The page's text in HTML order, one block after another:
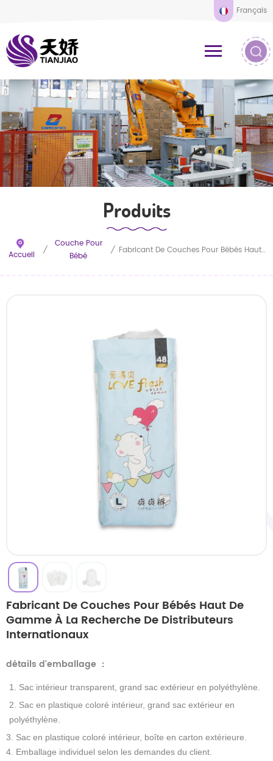
Français
Produits
Accueil /
Couche Pour
Bébé
/ Fabricant De Couches Pour Bébés Haut De Gamme À La Recherche De Distributeurs Internationaux
Fabricant De Couches Pour Bébés Haut De
Gamme À La Recherche De Distributeurs
Internationaux
détails d'emballage ：
1. Sac intérieur transparent, grand sac extérieur en polyéthylène.
2. Sac en plastique coloré intérieur, grand sac extérieur en
polyéthylène.
3. Sac en plastique coloré intérieur, boîte en carton extérieure.
4. Emballage individuel selon les demandes du client.